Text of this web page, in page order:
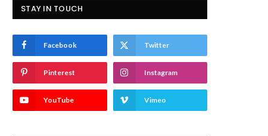
STAY IN TOUCH
Facebook Twitter
Pinterest Instagram
YouTube Vimeo